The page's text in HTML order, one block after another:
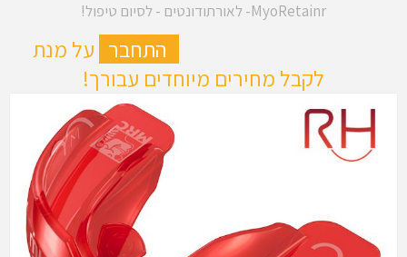
MyoRetainr- לאורתודונטים - לסיום טיפול!
התחבר על מנת
לקבל מחירים מיוחדים עבורך!